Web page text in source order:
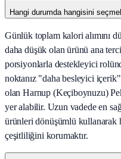
Hangi durumda hangisini
Günlük toplam kalori alımını
daha düşük olan ürünü ana
porsiyonlarla destekleyici
noktanız "daha besleyici
olan Harnup (Keçiboynuzu)
yer alabilir. Uzun vadede en
ürünleri dönüşümlü kullanarak
çeşitliliğini korumaktır.